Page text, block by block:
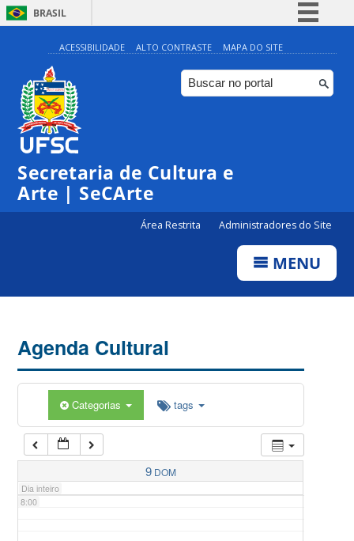
BRASIL
Simplifique!
Comunica BR
Participe
ACESSIBILIDADE ALTO CONTRASTE MAPA DO SITE
Secretaria de Cultura e
Arte | SeCArte
Área Restrita Administradores do Site
MENU
Agenda Cultural
Categorias tags
9 DOM
Dia inteiro
0:00
1:00
5:00
7:00
8:00